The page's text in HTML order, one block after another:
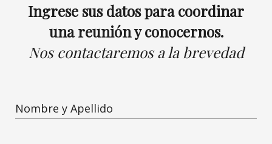
Ingrese sus datos para coordinar
una reunión y conocernos.
Nos contactaremos a la brevedad